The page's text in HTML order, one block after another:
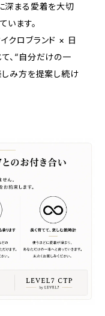
深まる愛着を大切
います。
クロブランド × 日
、“自分だけの一
み方を提案し続け